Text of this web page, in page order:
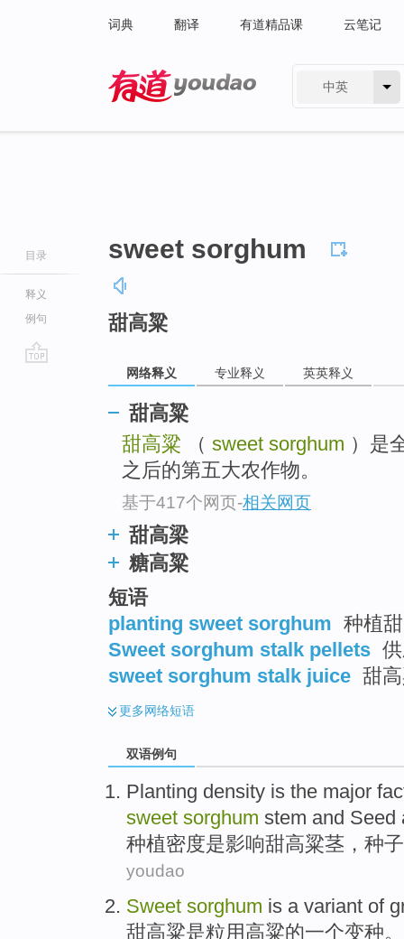
词典 翻译 有道精品课 云笔记
中英
目录
释义
例句
sweet sorghum
甜高粱
网络释义 专业释义 英英释义
甜高粱
甜高粱 （ sweet sorghum ）是
之后的第五大农作物。
基于417个网页-相关网页
甜高梁
糖高粱
短语
planting sweet sorghum 种植
Sweet sorghum stalk pellets
sweet sorghum stalk juice 甜
更多网络短语
双语例句
Planting density is the major
sweet sorghum stem and Seed
种植密度是影响甜高粱茎 ， 种子
youdao
Sweet sorghum is a variant of
甜高粱是粒用高粱的一个变种。